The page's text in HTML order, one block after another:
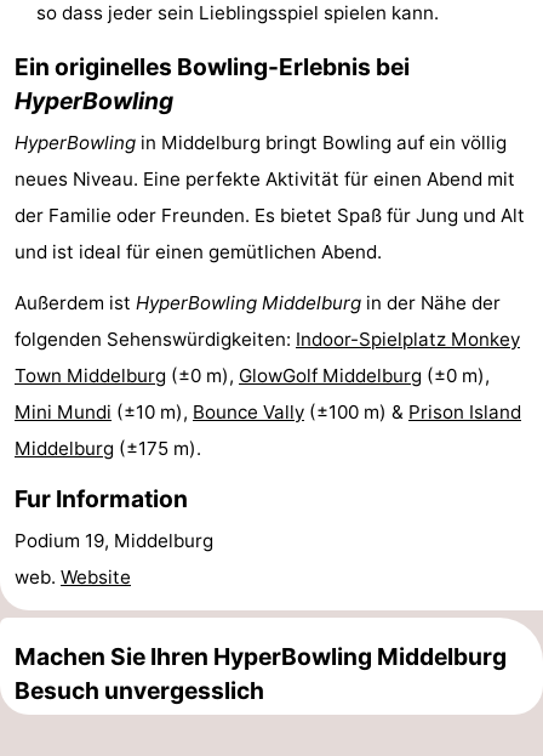
Aussichtspunkte
Attraktionen
-
Spielplätze
-
Indoor-
Spielplätze
-
Bowling
Wellness-
Zentren
Dörfer
&
Städte
Natur
Führungen
Sport
-
Schwimmbader
-
Radfahren
-
Wandern
-
so dass jeder sein Lieblingsspiel spielen kann.
Ein originelles Bowling-Erlebnis bei
HyperBowling
HyperBowling in Middelburg bringt Bowling auf ein völlig
neues Niveau. Eine perfekte Aktivität für einen Abend mit
der Familie oder Freunden. Es bietet Spaß für Jung und Alt
und ist ideal für einen gemütlichen Abend.
Außerdem ist HyperBowling Middelburg in der Nähe der
folgenden Sehenswürdigkeiten: Indoor-Spielplatz Monkey
Town Middelburg (±0 m), GlowGolf Middelburg (±0 m),
Mini Mundi (±10 m), Bounce Vally (±100 m) & Prison Island
Middelburg (±175 m).
Fur Information
Podium 19, Middelburg
web. Website
Machen Sie Ihren HyperBowling Middelburg
Besuch unvergesslich